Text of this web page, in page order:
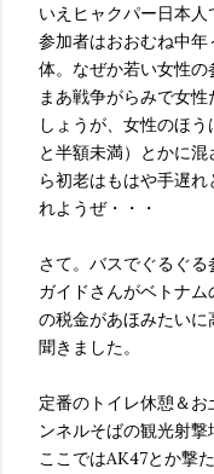
いえヒャクパー日本人
参加者はおおむね中
体。なぜか若い女性の
まあ戦争がらみで女
しょうが、女性のほ
と半額未満）とかに
ら初老はもはや手遅
れようぜ・・・
さて。バスでぐるぐる
ガイドさんがベトナ
の税金があほみたい
聞きました。
定番のトイレ休憩＆
ンネルそばの観光射撃
ここではAK47とか撃